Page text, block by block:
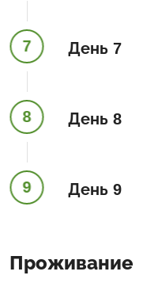
7 День 7
8 День 8
9 День 9
Проживание